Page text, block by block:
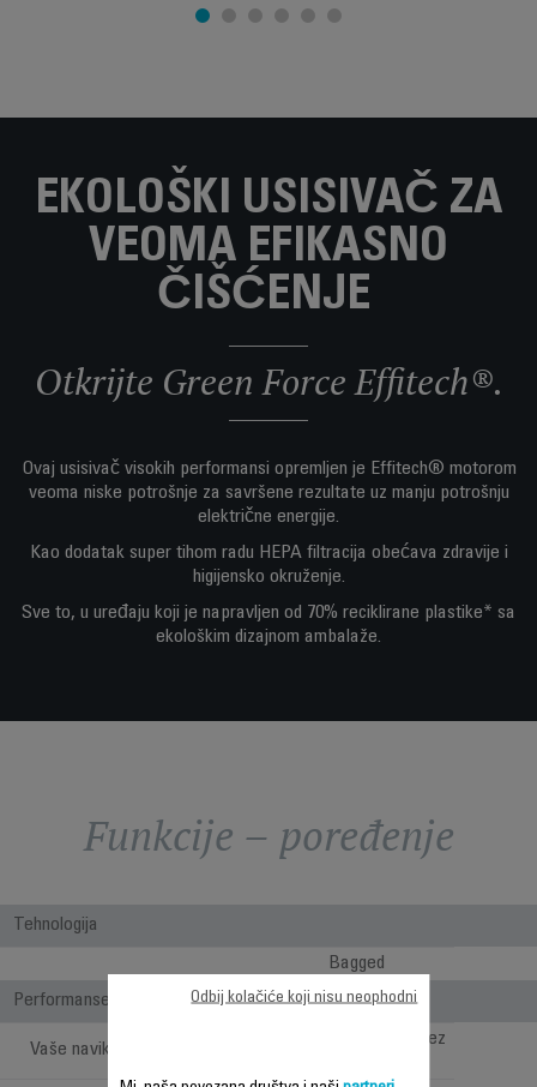
EKOLOŠKI USISIVAČ ZA
VEOMA EFIKASNO
ČIŠĆENJE
Otkrijte Green Force Effitech®.
Ovaj usisivač visokih performansi opremljen je Effitech® motorom
veoma niske potrošnje za savršene rezultate uz manju potrošnju
električne energije.
Kao dodatak super tihom radu HEPA filtracija obećava zdravije i
higijensko okruženje.
Sve to, u uređaju koji je napravljen od 70% reciklirane plastike* sa
ekološkim dizajnom ambalaže.
Funkcije – poređenje
Tehnologija
Bagged
Performanse
Vaše navike
Dubinsko čišćenje bez
Odbij kolačiće koji nisu neophodni